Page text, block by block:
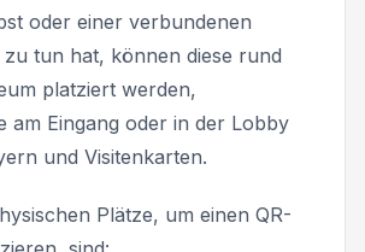
oder einer verbundenen
zu tun hat, können diese rund
platziert werden,
am Eingang oder in der Lobby
und Visitenkarten.
Plätze, um einen QR-